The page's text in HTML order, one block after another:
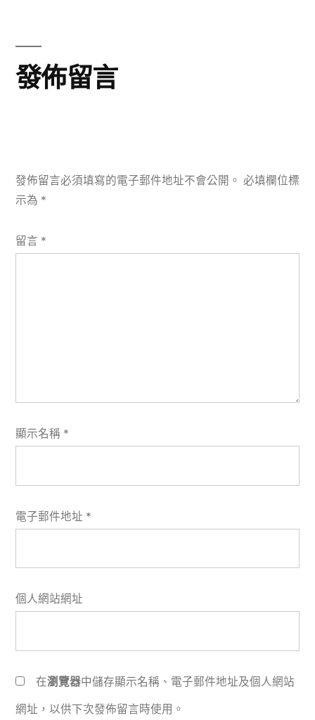
發佈留言
發佈留言必須填寫的電子郵件地址不會公開。 必填欄位標
示為 *
留言 *
顯示名稱 *
電子郵件地址 *
個人網站網址
在瀏覽器中儲存顯示名稱、電子郵件地址及個人網站
網址，以供下次發佈留言時使用。